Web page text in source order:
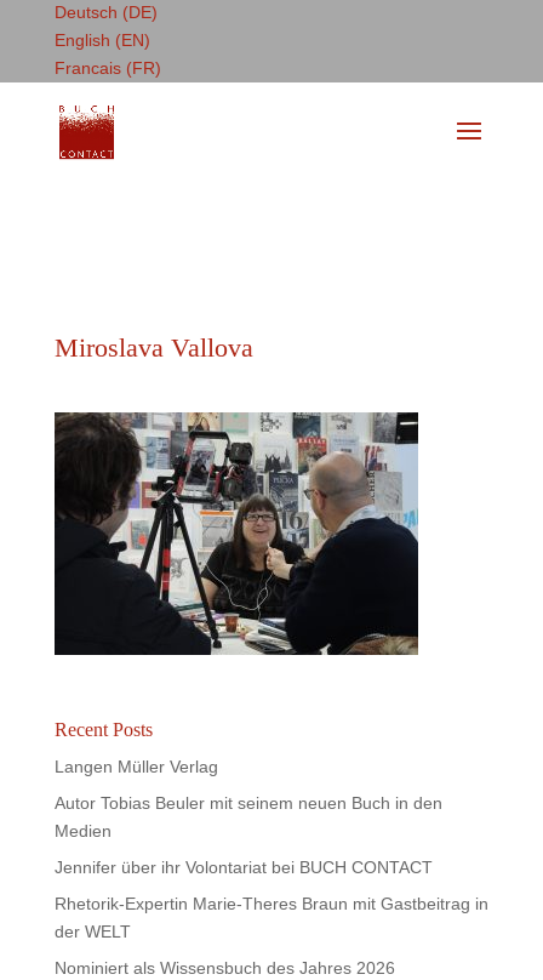
Deutsch (DE)
English (EN)
Francais (FR)
Miroslava Vallova
Recent Posts
Langen Müller Verlag
Autor Tobias Beuler mit seinem neuen Buch in den
Medien
Jennifer über ihr Volontariat bei BUCH CONTACT
Rhetorik-Expertin Marie-Theres Braun mit Gastbeitrag in
der WELT
Nominiert als Wissensbuch des Jahres 2026